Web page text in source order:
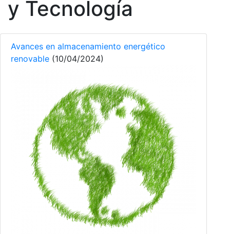
y Tecnología
Avances en almacenamiento energético
renovable (10/04/2024)